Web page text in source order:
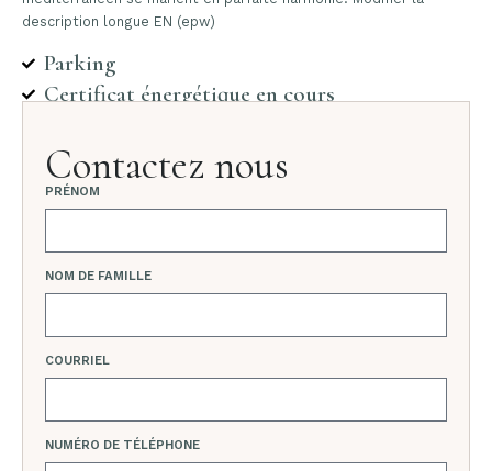
description longue EN (epw)
Parking
Certificat énergétique en cours
Contactez nous
PRÉNOM
NOM DE FAMILLE
COURRIEL
NUMÉRO DE TÉLÉPHONE